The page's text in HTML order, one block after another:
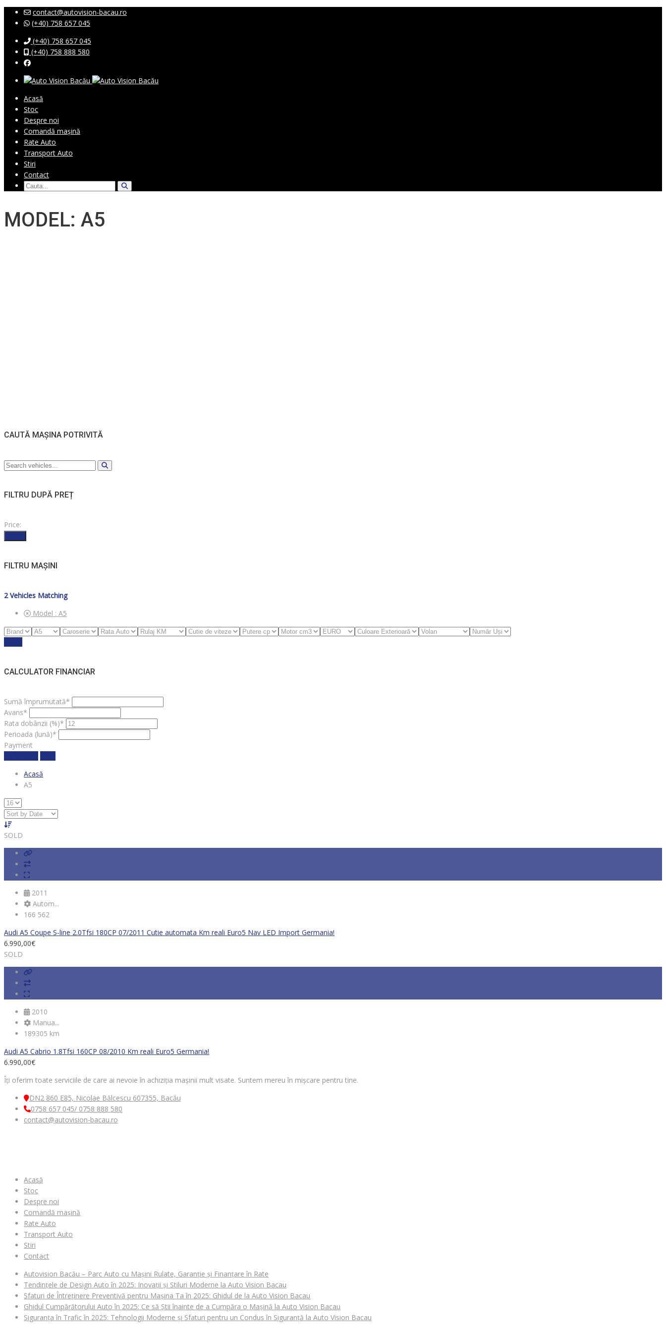
contact@autovision-bacau.ro
(+40) 758 657 045
(+40) 758 657 045
(+40) 758 888 580
Acasă
Stoc
Despre noi
Comandă mașină
Rate Auto
Transport Auto
Stiri
Contact
MODEL: A5
CAUTĂ MAȘINA POTRIVITĂ
FILTRU DUPĂ PREȚ
Price:
FILTRU MAȘINI
2 Vehicles Matching
Model : A5
CALCULATOR FINANCIAR
Sumă împrumutată*
Avans*
Rata dobânzii (%)*
Perioada (lună)*
Payment
Acasă
A5
SOLD
2011
Autom...
166 562
Audi A5 Coupe S-line 2.0Tfsi 180CP 07/2011 Cutie automata Km reali Euro5 Nav LED Import Germania!
6.990,00€
SOLD
2010
Manua...
189305 km
Audi A5 Cabrio 1.8Tfsi 160CP 08/2010 Km reali Euro5 Germania!
6.990,00€
Îți oferim toate serviciile de care ai nevoie în achiziția mașinii mult visate. Suntem mereu în mișcare pentru tine.
DN2 860 E85, Nicolae Bălcescu 607355, Bacău
0758 657 045/ 0758 888 580
contact@autovision-bacau.ro
Acasă
Stoc
Despre noi
Comandă mașină
Rate Auto
Transport Auto
Stiri
Contact
Autovision Bacău – Parc Auto cu Mașini Rulate, Garanție și Finanțare în Rate
Tendințele de Design Auto în 2025: Inovații și Stiluri Moderne la Auto Vision Bacau
Sfaturi de Întreținere Preventivă pentru Mașina Ta în 2025: Ghidul de la Auto Vision Bacau
Ghidul Cumpărătorului Auto în 2025: Ce să Știi înainte de a Cumpăra o Mașină la Auto Vision Bacau
Siguranța în Trafic în 2025: Tehnologii Moderne și Sfaturi pentru un Condus în Siguranță la Auto Vision Bacau